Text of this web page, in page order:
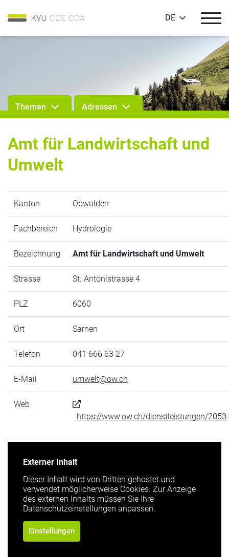
DE
Themen Adressen
Amt für Landwirtschaft und
Umwelt
Kanton Obwalden
Fachbereich Hydrologie
Bezeichnung Amt für Landwirtschaft und Umwelt
Strasse St. Antonistrasse 4
PLZ 6060
Ort Sarnen
Telefon 041 666 63 27
E-Mail umwelt@ow.ch
Web
https://www.ow.ch/dienstleistungen/2053
Externer Inhalt
Dieser Inhalt wird von Dritten gehostet und
verwendet möglicherweise Cookies. Zur Anzeige
des externen Inhalts müssen Sie Ihre
Datenschutzeinstellungen anpassen.
Einstellungen